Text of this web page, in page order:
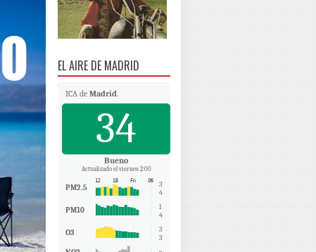
EL AIRE DE MADRID
ICA de Madrid.
34
Bueno
Actualizado el viernes 2:00
PM2.5
3
4
PM10
1
4
O3
3
3